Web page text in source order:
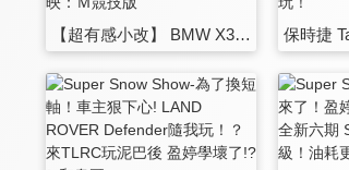
【超有感小改】 BMW X3 /X4 導入5AU駕駛輔助！新世代48V更輕快：247萬起 最快1月交車！同場加映：Ｍ競技版